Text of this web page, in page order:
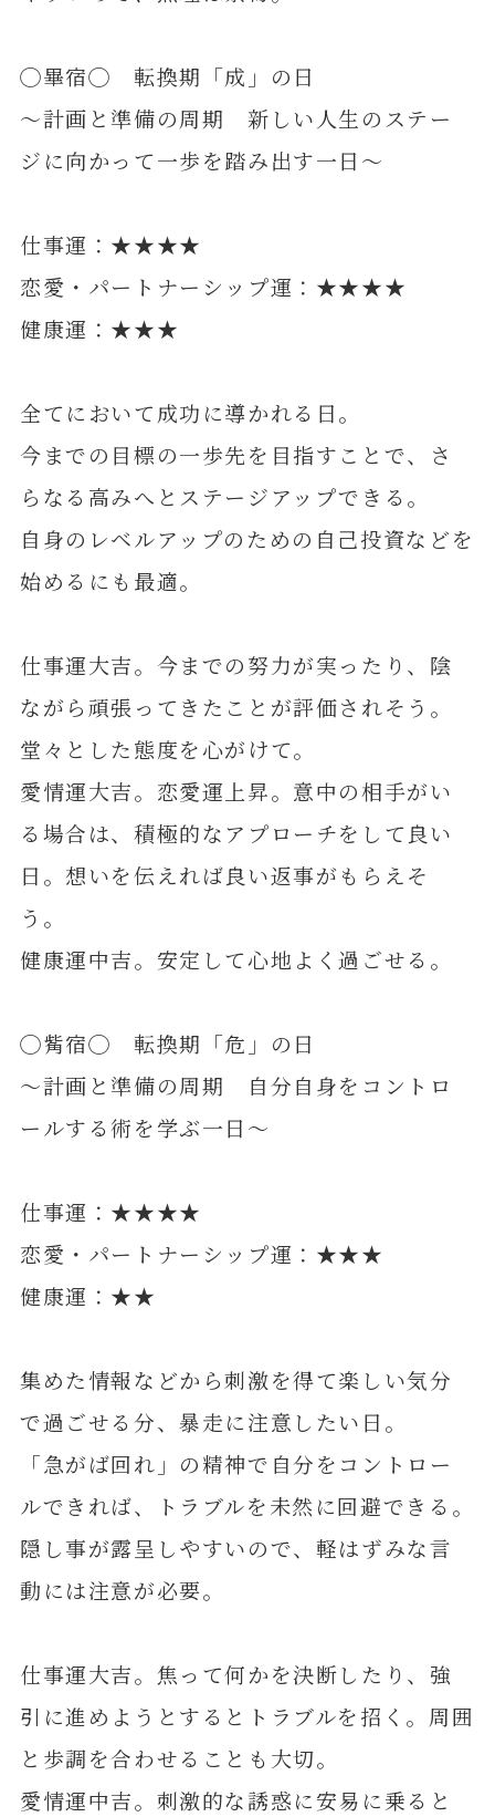
◯畢宿◯ 転換期「成」の日
～計画と準備の周期 新しい人生のステー
ジに向かって一歩を踏み出す一日～
仕事運：★★★★
恋愛・パートナーシップ運：★★★★
健康運：★★★
全てにおいて成功に導かれる日。
今までの目標の一歩先を目指すことで、さ
らなる高みへとステージアップできる。
自身のレベルアップのための自己投資などを
始めるにも最適。
仕事運大吉。今までの努力が実ったり、陰
ながら頑張ってきたことが評価されそう。
堂々とした態度を心がけて。
愛情運大吉。恋愛運上昇。意中の相手がい
る場合は、積極的なアプローチをして良い
日。想いを伝えれば良い返事がもらえそ
う。
健康運中吉。安定して心地よく過ごせる。
◯觜宿◯ 転換期「危」の日
～計画と準備の周期 自分自身をコントロ
ールする術を学ぶ一日～
仕事運：★★★★
恋愛・パートナーシップ運：★★★
健康運：★★
集めた情報などから刺激を得て楽しい気分
で過ごせる分、暴走に注意したい日。
「急がば回れ」の精神で自分をコントロー
ルできれば、トラブルを未然に回避できる。
隠し事が露呈しやすいので、軽はずみな言
動には注意が必要。
仕事運大吉。焦って何かを決断したり、強
引に進めようとするとトラブルを招く。周囲
と歩調を合わせることも大切。
愛情運中吉。刺激的な誘惑に安易に乗ると